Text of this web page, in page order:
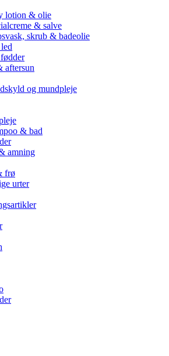
lotion & olie
& salve
skrub & badeolie
aftersun
og mundpleje
& bad
amning
frø
urter